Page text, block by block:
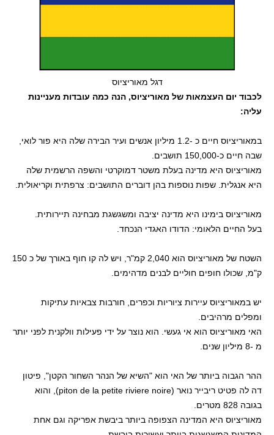
דגל מאוריציוס
לכבוד יום העצמאות של מאוריציוס, הנה כמה עובדות מעניינות
עליה:
במאוריציוס חיים כ -1.2 מיליון אנשים ועיר הבירה שלה היא פור לואי,
שבה חיים כ-150,000 תושבים.
מאוריציוס היא מדינה בעלת משטר דמוקרטי והשפה הרשמית שלה
היא אנגלית. שפות נוספות בהן דוברים התושבים: צרפתית וקריאולית.
מאוריציוס בימינו היא מדינה יציבה ומשגשגת מבחינה תיירותית.
בעל החיים הלאומי: הדודו האגדי הנכחד.
השטח של מאוריציוס הוא 2,040 קמ"ר, ויש לה קו חוף באורך של כ 150
ק"מ, שכולו חופים חוליים לבנים מדהימים.
יש במאוריציוס עיירות ציוריות וכפרים, חורבות צבאיות עתיקות
ומפלים מרהיבים.
האי מאוריציוס הוא אי געשי. הוא נוצר על ידי פעילות וולקנית לפני יותר
מ -8 מיליון שנים.
ההר הגבוה ביותר של האי הוא "השיא של הנהר השחור הקטן", פיטון
דה לה פטיט ריבייר נואר (piton de la petite riviere noire), והוא
בגובה 828 מטרים.
מאוריציוס היא המדינה הצפופה ביותר ביבשת אפריקה וגם אחת